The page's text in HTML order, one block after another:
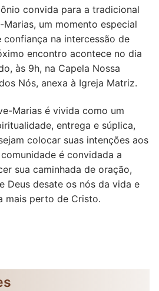
convida para a tradicional
Marias, um momento especial
confiança na intercessão de
encontro acontece no dia
às 9h, na Capela Nossa
Nós, anexa à Igreja Matriz.
Marias é vivida como um
entrega e súplica,
colocar suas intenções aos
é convidada a
sua caminhada de oração,
Deus desate os nós da vida e
mais perto de Cristo.